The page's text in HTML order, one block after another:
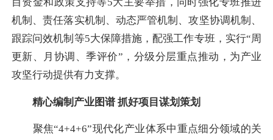
目资金和政策支持等5大主要举措，同时强化专班推进
机制、责任落实机制、动态严管机制、攻坚协调机制、
跟踪问效机制等5大保障措施，配强工作专班，实行“周
更新、月协调、季评价”，分级分层重点推动，为产业
攻坚行动提供有力支撑。
精心编制产业图谱 抓好项目谋划策划
聚焦“4+4+6”现代化产业体系中重点细分领域的关